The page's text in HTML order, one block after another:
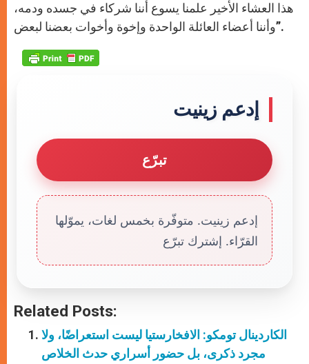
هذا العشاء الأخير علمنا يسوع أننا شركاء في جسده ودمه،
وأننا أعضاء العائلة الواحدة وإخوة وأخوات بعضنا لبعض”.
إدعم زينيت
تبرّع
إدعم زينيت. متوفّرة بخمس لغات، يموّلها
القرّاء. إشترك تبرّع
Related Posts:
الكاردينال تومكو: الافخارستيا ليست استعراضًا، ولا
مجرد ذكرى، بل حضور أسراري حدث الخلاص